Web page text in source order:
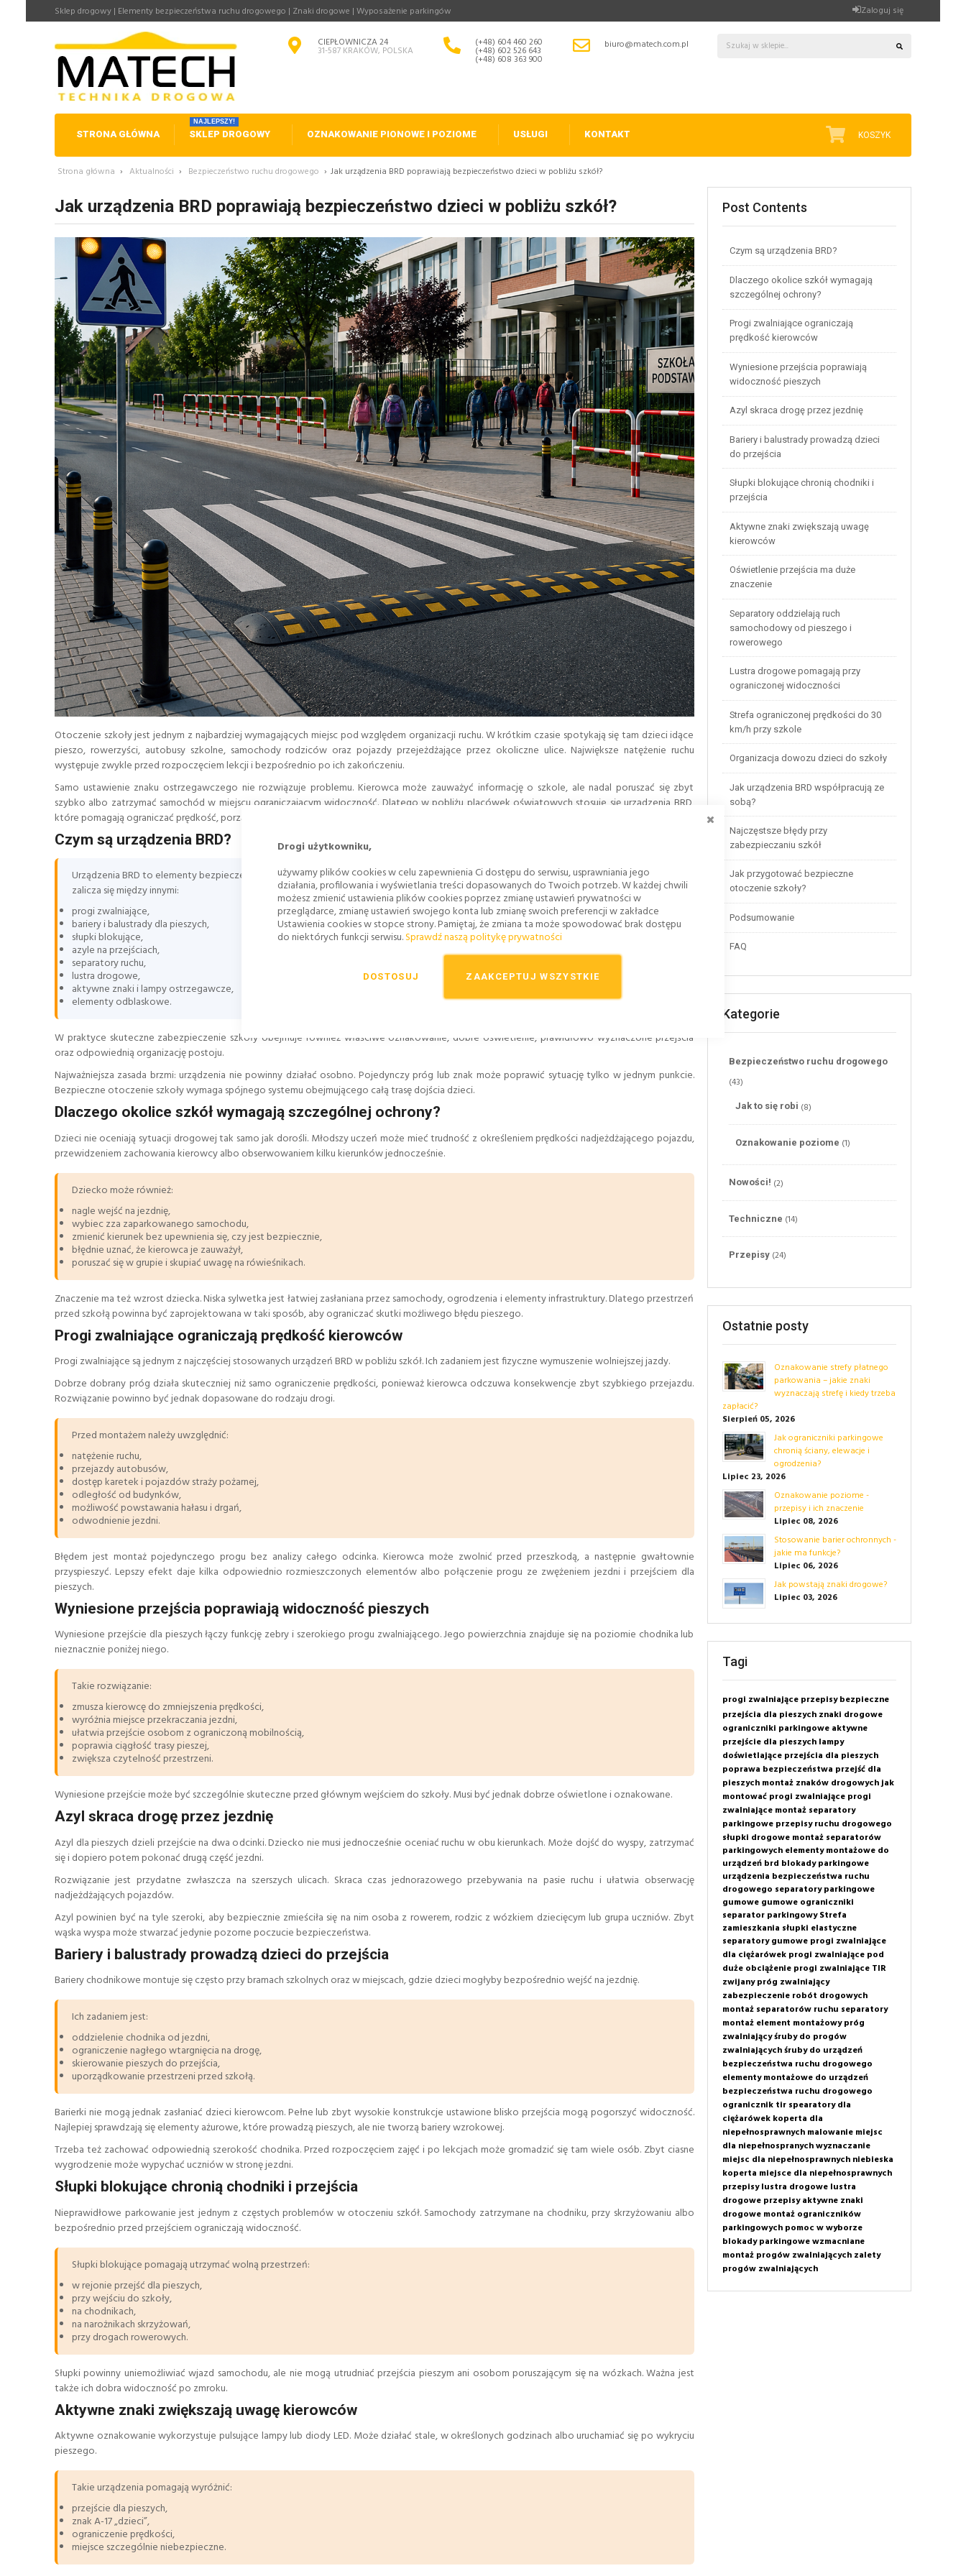
ZAMKNIJ
Drogi użytkowniku,
używamy plików cookies w celu zapewnienia Ci dostępu do serwisu, usprawniania jego
działania, profilowania i wyświetlania treści dopasowanych do Twoich potrzeb. W każdej chwili
możesz zmienić ustawienia plików cookies poprzez zmianę ustawień prywatności w
przeglądarce, zmianę ustawień swojego konta lub zmianę swoich preferencji w zakładce
Ustawienia cookies w stopce strony. Pamiętaj, że zmiana ta może spowodować brak dostępu
do niektórych funkcji serwisu.Sprawdź naszą politykę prywatności
ZAAKCEPTUJ WSZYSTKIE
DOSTOSUJ
Sklep drogowy | Elementy bezpieczeństwa ruchu drogowego | Znaki drogowe | Wyposażenie parkingów Zaloguj się
CIEPŁOWNICZA 24
31-587 KRAKÓW, POLSKA
(+48) 604 460 260
(+48) 602 526 643
(+48) 608 363 900
biuro@matech.com.pl
STRONA GŁÓWNA SKLEP DROGOWY
NAJLEPSZY!
OZNAKOWANIE PIONOWE I POZIOME USŁUGI KONTAKT KOSZYK
Strona główna › Aktualności › Bezpieczeństwo ruchu drogowego › Jak urządzenia BRD poprawiają bezpieczeństwo dzieci w pobliżu szkół?
Jak urządzenia BRD poprawiają bezpieczeństwo dzieci w pobliżu szkół?
Otoczenie szkoły jest jednym z najbardziej wymagających miejsc pod względem organizacji ruchu. W krótkim czasie spotykają się tam dzieci idące
pieszo, rowerzyści, autobusy szkolne, samochody rodziców oraz pojazdy przejeżdżające przez okoliczne ulice. Największe natężenie ruchu
występuje zwykle przed rozpoczęciem lekcji i bezpośrednio po ich zakończeniu.
Samo ustawienie znaku ostrzegawczego nie rozwiązuje problemu. Kierowca może zauważyć informację o szkole, ale nadal poruszać się zbyt
szybko albo zatrzymać samochód w miejscu ograniczającym widoczność. Dlatego w pobliżu placówek oświatowych stosuje się urządzenia BRD,
które pomagają ograniczać prędkość, porządkować ruch i chronić pieszych.
Czym są urządzenia BRD?
Urządzenia BRD to elementy bezpieczeństwa ruchu drogowego, których zadaniem jest zmniejszanie ryzyka kolizji i wypadków. Do tej grupy
zalicza się między innymi:
progi zwalniające,
bariery i balustrady dla pieszych,
słupki blokujące,
azyle na przejściach,
separatory ruchu,
lustra drogowe,
aktywne znaki i lampy ostrzegawcze,
elementy odblaskowe.
W praktyce skuteczne zabezpieczenie szkoły obejmuje również właściwe oznakowanie, dobre oświetlenie, prawidłowo wyznaczone przejścia
oraz odpowiednią organizację postoju.
Najważniejsza zasada brzmi: urządzenia nie powinny działać osobno. Pojedynczy próg lub znak może poprawić sytuację tylko w jednym punkcie.
Bezpieczne otoczenie szkoły wymaga spójnego systemu obejmującego całą trasę dojścia dzieci.
Dlaczego okolice szkół wymagają szczególnej ochrony?
Dzieci nie oceniają sytuacji drogowej tak samo jak dorośli. Młodszy uczeń może mieć trudność z określeniem prędkości nadjeżdżającego pojazdu,
przewidzeniem zachowania kierowcy albo obserwowaniem kilku kierunków jednocześnie.
Dziecko może również:
nagle wejść na jezdnię,
wybiec zza zaparkowanego samochodu,
zmienić kierunek bez upewnienia się, czy jest bezpiecznie,
błędnie uznać, że kierowca je zauważył,
poruszać się w grupie i skupiać uwagę na rówieśnikach.
Znaczenie ma też wzrost dziecka. Niska sylwetka jest łatwiej zasłaniana przez samochody, ogrodzenia i elementy infrastruktury. Dlatego przestrzeń
przed szkołą powinna być zaprojektowana w taki sposób, aby ograniczać skutki możliwego błędu pieszego.
Progi zwalniające ograniczają prędkość kierowców
Progi zwalniające są jednym z najczęściej stosowanych urządzeń BRD w pobliżu szkół. Ich zadaniem jest fizyczne wymuszenie wolniejszej jazdy.
Dobrze dobrany próg działa skuteczniej niż samo ograniczenie prędkości, ponieważ kierowca odczuwa konsekwencje zbyt szybkiego przejazdu.
Rozwiązanie powinno być jednak dopasowane do rodzaju drogi.
Przed montażem należy uwzględnić:
natężenie ruchu,
przejazdy autobusów,
dostęp karetek i pojazdów straży pożarnej,
odległość od budynków,
możliwość powstawania hałasu i drgań,
odwodnienie jezdni.
Błędem jest montaż pojedynczego progu bez analizy całego odcinka. Kierowca może zwolnić przed przeszkodą, a następnie gwałtownie
przyspieszyć. Lepszy efekt daje kilka odpowiednio rozmieszczonych elementów albo połączenie progu ze zwężeniem jezdni i przejściem dla
pieszych.
Wyniesione przejścia poprawiają widoczność pieszych
Wyniesione przejście dla pieszych łączy funkcję zebry i szerokiego progu zwalniającego. Jego powierzchnia znajduje się na poziomie chodnika lub
nieznacznie poniżej niego.
Takie rozwiązanie:
zmusza kierowcę do zmniejszenia prędkości,
wyróżnia miejsce przekraczania jezdni,
ułatwia przejście osobom z ograniczoną mobilnością,
poprawia ciągłość trasy pieszej,
zwiększa czytelność przestrzeni.
Wyniesione przejście może być szczególnie skuteczne przed głównym wejściem do szkoły. Musi być jednak dobrze oświetlone i oznakowane.
Azyl skraca drogę przez jezdnię
Azyl dla pieszych dzieli przejście na dwa odcinki. Dziecko nie musi jednocześnie oceniać ruchu w obu kierunkach. Może dojść do wyspy, zatrzymać
się i dopiero potem pokonać drugą część jezdni.
Rozwiązanie jest przydatne zwłaszcza na szerszych ulicach. Skraca czas jednorazowego przebywania na pasie ruchu i ułatwia obserwację
nadjeżdżających pojazdów.
Azyl powinien być na tyle szeroki, aby bezpiecznie zmieściła się na nim osoba z rowerem, rodzic z wózkiem dziecięcym lub grupa uczniów. Zbyt
wąska wyspa może stwarzać jedynie pozorne poczucie bezpieczeństwa.
Bariery i balustrady prowadzą dzieci do przejścia
Bariery chodnikowe montuje się często przy bramach szkolnych oraz w miejscach, gdzie dzieci mogłyby bezpośrednio wejść na jezdnię.
Ich zadaniem jest:
oddzielenie chodnika od jezdni,
ograniczenie nagłego wtargnięcia na drogę,
skierowanie pieszych do przejścia,
uporządkowanie przestrzeni przed szkołą.
Barierki nie mogą jednak zasłaniać dzieci kierowcom. Pełne lub zbyt wysokie konstrukcje ustawione blisko przejścia mogą pogorszyć widoczność.
Najlepiej sprawdzają się elementy ażurowe, które prowadzą pieszych, ale nie tworzą bariery wzrokowej.
Trzeba też zachować odpowiednią szerokość chodnika. Przed rozpoczęciem zajęć i po lekcjach może gromadzić się tam wiele osób. Zbyt ciasne
wygrodzenie może wypychać uczniów w stronę jezdni.
Słupki blokujące chronią chodniki i przejścia
Nieprawidłowe parkowanie jest jednym z częstych problemów w otoczeniu szkół. Samochody zatrzymane na chodniku, przy skrzyżowaniu albo
bezpośrednio przed przejściem ograniczają widoczność.
Słupki blokujące pomagają utrzymać wolną przestrzeń:
w rejonie przejść dla pieszych,
przy wejściu do szkoły,
na chodnikach,
na narożnikach skrzyżowań,
przy drogach rowerowych.
Słupki powinny uniemożliwiać wjazd samochodu, ale nie mogą utrudniać przejścia pieszym ani osobom poruszającym się na wózkach. Ważna jest
także ich dobra widoczność po zmroku.
Aktywne znaki zwiększają uwagę kierowców
Aktywne oznakowanie wykorzystuje pulsujące lampy lub diody LED. Może działać stale, w określonych godzinach albo uruchamiać się po wykryciu
pieszego.
Takie urządzenia pomagają wyróżnić:
przejście dla pieszych,
znak A-17 „dzieci”,
ograniczenie prędkości,
miejsce szczególnie niebezpieczne.
Post Contents
Czym są urządzenia BRD?
Dlaczego okolice szkół wymagają
szczególnej ochrony?
Progi zwalniające ograniczają
prędkość kierowców
Wyniesione przejścia poprawiają
widoczność pieszych
Azyl skraca drogę przez jezdnię
Bariery i balustrady prowadzą dzieci
do przejścia
Słupki blokujące chronią chodniki i
przejścia
Aktywne znaki zwiększają uwagę
kierowców
Oświetlenie przejścia ma duże
znaczenie
Separatory oddzielają ruch
samochodowy od pieszego i
rowerowego
Lustra drogowe pomagają przy
ograniczonej widoczności
Strefa ograniczonej prędkości do 30
km/h przy szkole
Organizacja dowozu dzieci do szkoły
Jak urządzenia BRD współpracują ze
sobą?
Najczęstsze błędy przy
zabezpieczaniu szkół
Jak przygotować bezpieczne
otoczenie szkoły?
Podsumowanie
FAQ
Kategorie
Bezpieczeństwo ruchu drogowego
(43)
Jak to się robi (8)
Oznakowanie poziome (1)
Nowości! (2)
Techniczne (14)
Przepisy(24)
Ostatnie posty
Oznakowanie strefy płatnego
parkowania – jakie znaki
wyznaczają strefę i kiedy trzeba
zapłacić?
Sierpień 05, 2026
Jak ograniczniki parkingowe
chronią ściany, elewacje i
ogrodzenia?
Lipiec 23, 2026
Oznakowanie poziome -
przepisy i ich znaczenie
Lipiec 08, 2026
Stosowanie barier ochronnych -
jakie ma funkcje?
Lipiec 06, 2026
Jak powstają znaki drogowe?
Lipiec 03, 2026
Tagi
progi zwalniające przepisy bezpieczne
przejścia dla pieszych znaki drogowe
ograniczniki parkingowe aktywne
przejście dla pieszych lampy
doświetlające przejścia dla pieszych
poprawa bezpieczeństwa przejść dla
pieszych montaż znaków drogowychjak
montować progi zwalniające progi
zwalniające montaż separatory
parkingowe przepisy ruchu drogowego
słupki drogowe montaż separatorów
parkingowych elementy montażowe do
urządzeń brd blokady parkingowe
urządzenia bezpieczeństwa ruchu
drogowego separatory parkingowe
gumowe gumowe ograniczniki
separator parkingowy Strefa
zamieszkania słupki elastyczne
separatory gumowe progi zwalniające
dla ciężarówek progi zwalniające pod
duże obciążenie progi zwalniające TIR
zwijany próg zwalniający
zabezpieczenie robót drogowych
montaż separatorów ruchu separatory
montaż element montażowy próg
zwalniającyśruby do progów
zwalniającychśruby do urządzeń
bezpieczeństwa ruchu drogowego
elementy montażowe do urządzeń
bezpieczeństwa ruchu drogowego
ogranicznik tir spearatory dla
ciężarówek koperta dla
niepełnosprawnych malowanie miejsc
dla niepełnospranychwyznaczanie
miejsc dla niepełnosprawnych niebieska
koperta miejsce dla niepełnosprawnych
przepisy lustra drogowe lustra
drogowe przepisy aktywne znaki
drogowe montaż ograniczników
parkingowych pomoc w wyborze
blokady parkingowe wzmacniane
montaż progów zwalniających zalety
progów zwalniających